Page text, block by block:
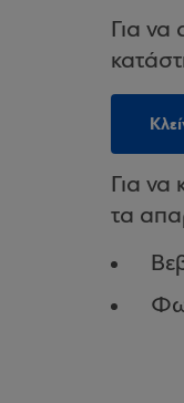
Για να
Για να
τα